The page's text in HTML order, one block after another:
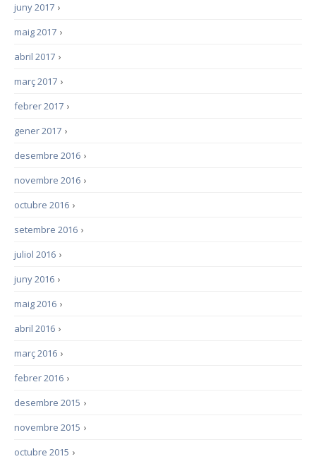
›
juny 2017
›
maig 2017
›
abril 2017
›
març 2017
›
febrer 2017
›
gener 2017
›
desembre 2016
›
novembre 2016
›
octubre 2016
›
setembre 2016
›
juliol 2016
›
juny 2016
›
maig 2016
›
abril 2016
›
març 2016
›
febrer 2016
›
desembre 2015
›
novembre 2015
›
octubre 2015